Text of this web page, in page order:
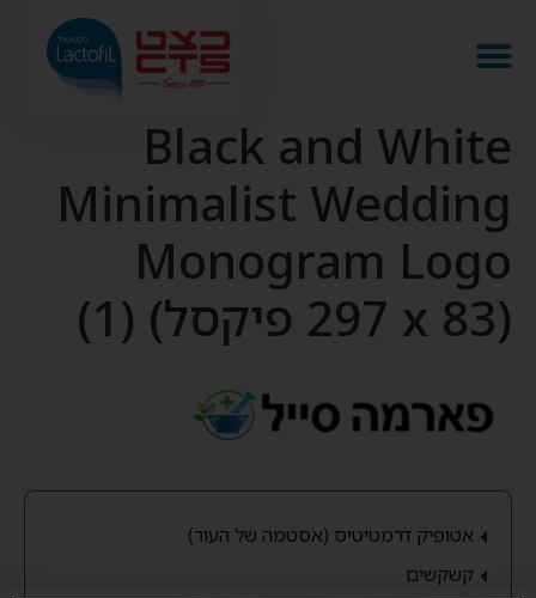
Black and White
Minimalist Wedding
Monogram Logo
(297 x 83 פיקסל) (1)
אטופיק דרמטיטיס (אסטמה של העור)
קשקשים